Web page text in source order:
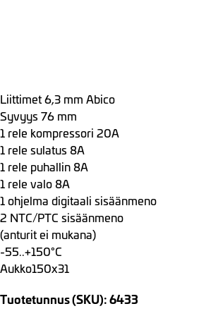
Liittimet 6,3 mm Abico
Syvyys 76 mm
1 rele kompressori 20A
1 rele sulatus 8A
1 rele puhallin 8A
1 rele valo 8A
1 ohjelma digitaali sisäänmeno
2 NTC/PTC sisäänmeno
(anturit ei mukana)
-55..+150°C
Aukko150x31
Tuotetunnus (SKU): 6433